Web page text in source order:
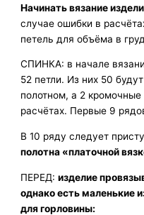
Начинать вязание
случае ошибки в
петель для объёма в
СПИНКА: в начале
52 петли. Из них 50
полотном, а 2
расчётах. Первые 9
В 10 ряду следует
полотна «платочной
ПЕРЕД:изделие
однако есть маленькие
для горловины: